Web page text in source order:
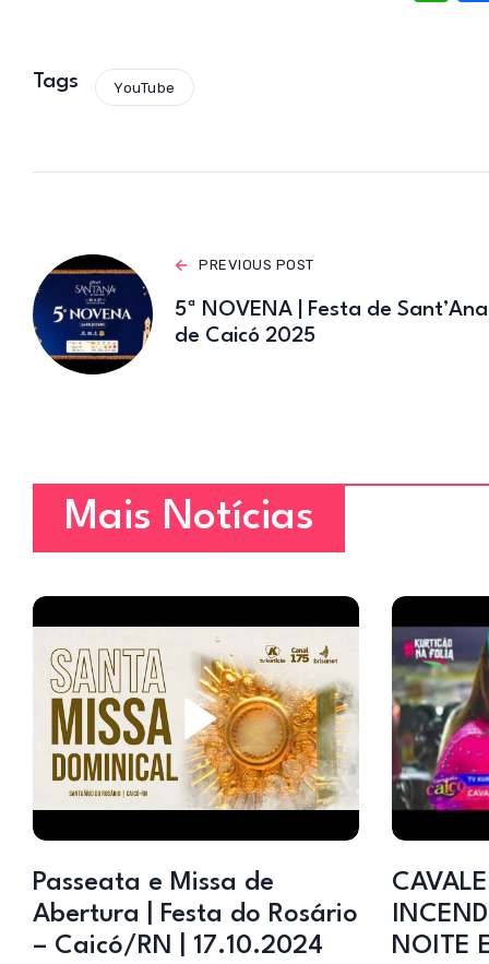
Tags YouTube
PREVIOUS POST
5ª NOVENA | Festa de Sant’Ana
de Caicó 2025
Mais Notícias
Passeata e Missa de
Abertura | Festa do Rosário
– Caicó/RN | 17.10.2024
NOITE